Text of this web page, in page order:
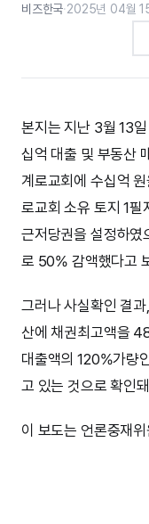
비즈한국·2025년 04월
본지는 지난 3월 13
십억 대출 및 부동산
계로교회에 수십억
로교회 소유 토지 1
근저당권을 설정하
로 50% 감액했다고
그러나 사실확인 결
산에 채권최고액을
대출액의 120%가량
고 있는 것으로 확인
이 보도는 언론중재